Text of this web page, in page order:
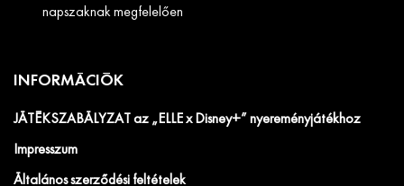
napszaknak megfelelően
INFORMÁCIÓK
JÁTÉKSZABÁLYZAT az „ELLE x Disney+” nyereményjátékhoz
Impresszum
Általános szerződési feltételek